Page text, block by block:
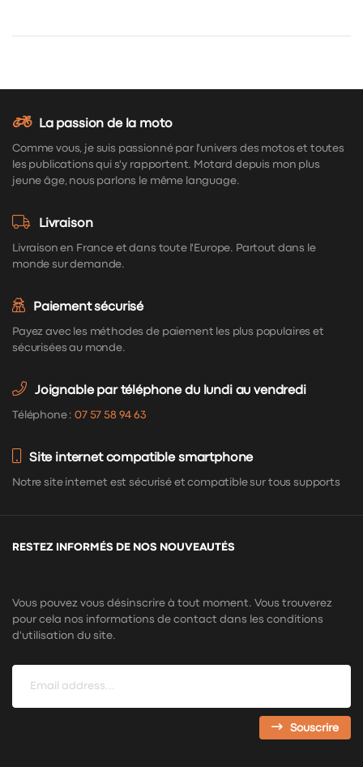
La passion de la moto
Comme vous, je suis passionné par l'univers des motos et toutes
les publications qui s'y rapportent. Motard depuis mon plus
jeune âge, nous parlons le même language.
Livraison
Livraison en France et dans toute l'Europe. Partout dans le
monde sur demande.
Paiement sécurisé
Payez avec les méthodes de paiement les plus populaires et
sécurisées au monde.
Joignable par téléphone du lundi au vendredi
Téléphone :07 57 58 94 63
Site internet compatible smartphone
Notre site internet est sécurisé et compatible sur tous supports
RESTEZ INFORMÉS DE NOS NOUVEAUTÉS
Vous pouvez vous désinscrire à tout moment. Vous trouverez
pour cela nos informations de contact dans les conditions
d'utilisation du site.
Souscrire